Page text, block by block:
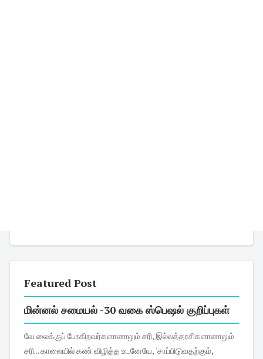
Featured Post
மின்னல் சமையல் -30 வகை ஸ்பெஷல் குறிப்புகள்
வே லைக்குப் போகிறவர்களானாலும் சரி, இல்லத்தரசிகளானாலும்
சரி... காலையில் கண் விழித்த உடனேயே, 'சாப்பிடுவதற்கும்,